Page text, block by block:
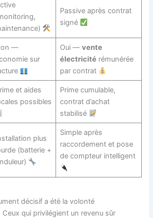
Passive après contrat
signé
—
sur
Oui — vente
électricité rémunérée
par contrat
et aides
possibles
Prime cumulable,
contrat d’achat
stabilisé
plus
(batterie +
Simple après
raccordement et pose
de compteur intelligent
décisif a été la volonté
Ceux qui privilégient un revenu sûr